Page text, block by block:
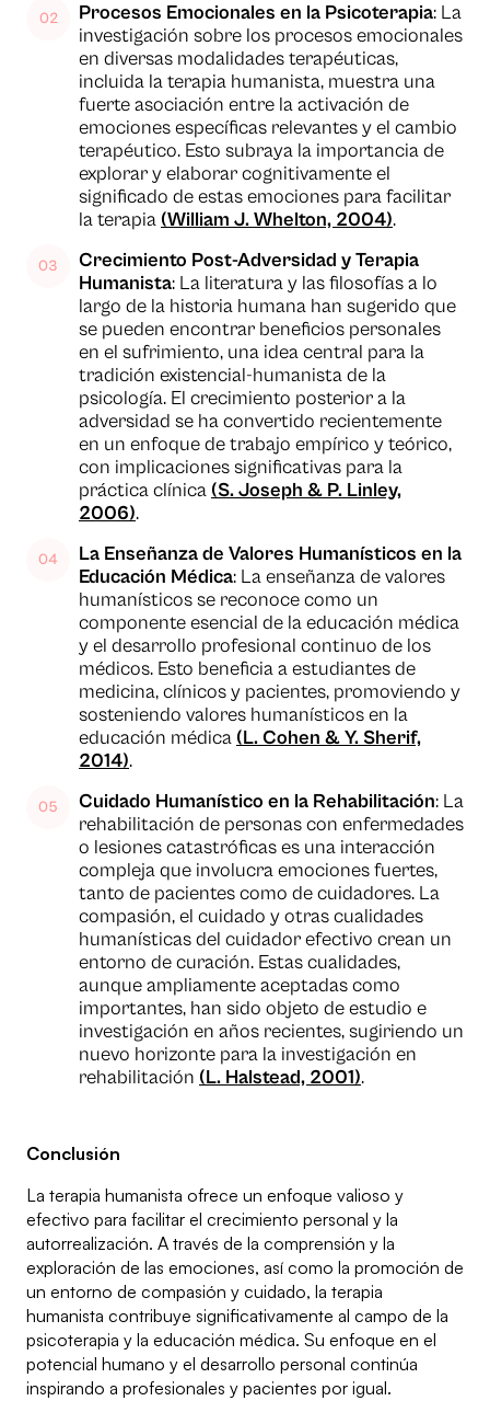
Procesos Emocionales en la Psicoterapia: La
investigación sobre los procesos emocionales
en diversas modalidades terapéuticas,
incluida la terapia humanista, muestra una
fuerte asociación entre la activación de
emociones específicas relevantes y el cambio
terapéutico. Esto subraya la importancia de
explorar y elaborar cognitivamente el
significado de estas emociones para facilitar
la terapia (William J. Whelton, 2004).
Crecimiento Post-Adversidad y Terapia
Humanista: La literatura y las filosofías a lo
largo de la historia humana han sugerido que
se pueden encontrar beneficios personales
en el sufrimiento, una idea central para la
tradición existencial-humanista de la
psicología. El crecimiento posterior a la
adversidad se ha convertido recientemente
en un enfoque de trabajo empírico y teórico,
con implicaciones significativas para la
práctica clínica (S. Joseph & P. Linley,
2006).
La Enseñanza de Valores Humanísticos en la
Educación Médica: La enseñanza de valores
humanísticos se reconoce como un
componente esencial de la educación médica
y el desarrollo profesional continuo de los
médicos. Esto beneficia a estudiantes de
medicina, clínicos y pacientes, promoviendo y
sosteniendo valores humanísticos en la
educación médica (L. Cohen & Y. Sherif,
2014).
Cuidado Humanístico en la Rehabilitación: La
rehabilitación de personas con enfermedades
o lesiones catastróficas es una interacción
compleja que involucra emociones fuertes,
tanto de pacientes como de cuidadores. La
compasión, el cuidado y otras cualidades
humanísticas del cuidador efectivo crean un
entorno de curación. Estas cualidades,
aunque ampliamente aceptadas como
importantes, han sido objeto de estudio e
investigación en años recientes, sugiriendo un
nuevo horizonte para la investigación en
rehabilitación (L. Halstead, 2001).
Conclusión
La terapia humanista ofrece un enfoque valioso y
efectivo para facilitar el crecimiento personal y la
autorrealización. A través de la comprensión y la
exploración de las emociones, así como la promoción de
un entorno de compasión y cuidado, la terapia
humanista contribuye significativamente al campo de la
psicoterapia y la educación médica. Su enfoque en el
potencial humano y el desarrollo personal continúa
inspirando a profesionales y pacientes por igual.